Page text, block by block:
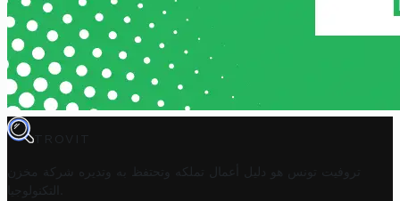
TROVIT
تروفيت تونس هو دليل أعمال تملكه وتحتفظ به وتديره
شركة مخزن
التكنولوجيا